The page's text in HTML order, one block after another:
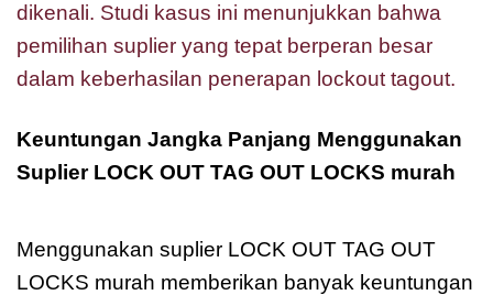
dikenali. Studi kasus ini menunjukkan bahwa
pemilihan suplier yang tepat berperan besar
dalam keberhasilan penerapan lockout tagout.
Keuntungan Jangka Panjang Menggunakan
Suplier LOCK OUT TAG OUT LOCKS murah
Menggunakan suplier LOCK OUT TAG OUT
LOCKS murah memberikan banyak keuntungan